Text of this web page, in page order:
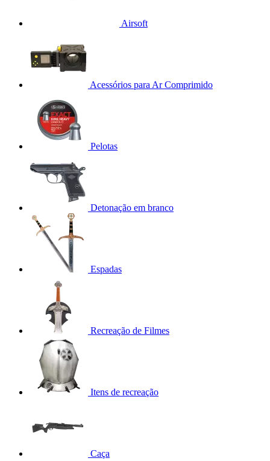
Airsoft
Acessórios para Ar Comprimido
Pelotas
Detonação em branco
Espadas
Recreação de Filmes
Itens de recreação
Caça